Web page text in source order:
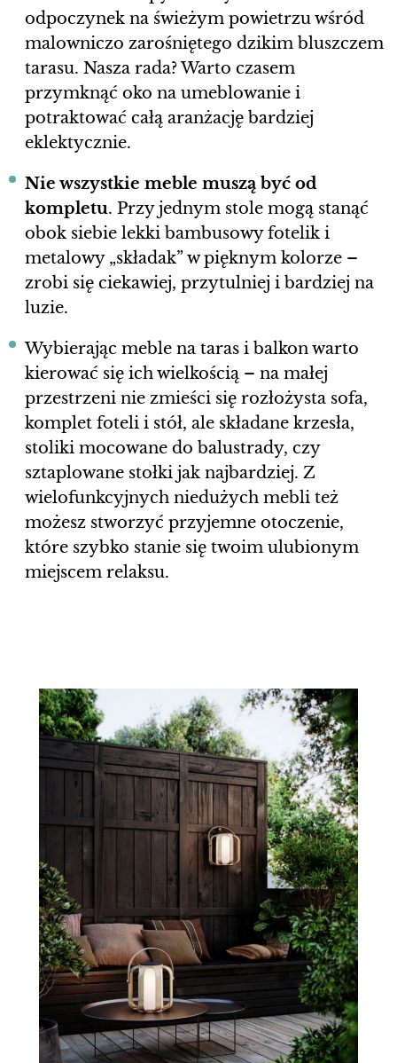
odpoczynek na świeżym powietrzu wśród
malowniczo zarośniętego dzikim bluszczem
tarasu. Nasza rada? Warto czasem
przymknąć oko na umeblowanie i
potraktować całą aranżację bardziej
eklektycznie.
Nie wszystkie meble muszą być od
kompletu. Przy jednym stole mogą stanąć
obok siebie lekki bambusowy fotelik i
metalowy „składak” w pięknym kolorze –
zrobi się ciekawiej, przytulniej i bardziej na
luzie.
Wybierając meble na taras i balkon warto
kierować się ich wielkością – na małej
przestrzeni nie zmieści się rozłożysta sofa,
komplet foteli i stół, ale składane krzesła,
stoliki mocowane do balustrady, czy
sztaplowane stołki jak najbardziej. Z
wielofunkcyjnych niedużych mebli też
możesz stworzyć przyjemne otoczenie,
które szybko stanie się twoim ulubionym
miejscem relaksu.